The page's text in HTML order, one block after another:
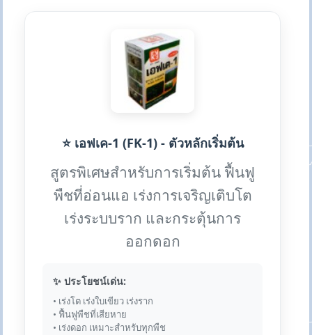
⭐ เอฟเค-1 (FK-1) - ตัวหลักเริ่มต้น
สูตรพิเศษสำหรับการเริ่มต้น ฟื้นฟู
พืชที่อ่อนแอ เร่งการเจริญเติบโต
เร่งระบบราก และกระตุ้นการ
ออกดอก
✨ ประโยชน์เด่น:
• เร่งโต เร่งใบเขียว เร่งราก
• ฟื้นฟูพืชที่เสียหาย
• เร่งดอก เหมาะสำหรับทุกพืช